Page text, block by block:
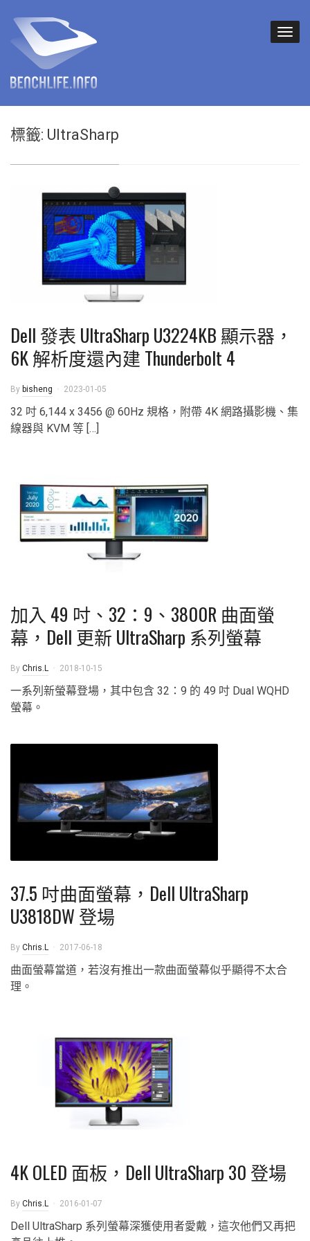
標籤: UltraSharp
Dell 發表 UltraSharp U3224KB 顯示器，
6K 解析度還內建 Thunderbolt 4
By bisheng 2023-01-05
32 吋 6,144 x 3456 @ 60Hz 規格，附帶 4K 網路攝影機、集
線器與 KVM 等 […]
加入 49 吋、32：9、3800R 曲面螢
幕，Dell 更新 UltraSharp 系列螢幕
By Chris.L 2018-10-15
一系列新螢幕登場，其中包含 32：9 的 49 吋 Dual WQHD
螢幕。
37.5 吋曲面螢幕，Dell UltraSharp
U3818DW 登場
By Chris.L 2017-06-18
曲面螢幕當道，若沒有推出一款曲面螢幕似乎顯得不太合
理。
4K OLED 面板，Dell UltraSharp 30 登場
By Chris.L 2016-01-07
Dell UltraSharp 系列螢幕深獲使用者愛戴，這次他們又再把